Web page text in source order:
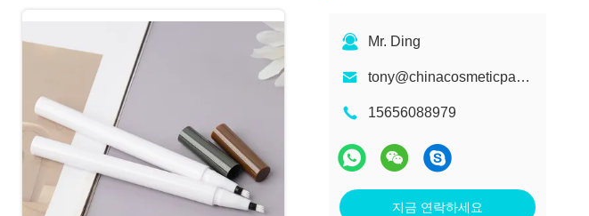
Mr. Ding
tony@chinacosmeticpackaging.com
15656088979
지금 연락하세요